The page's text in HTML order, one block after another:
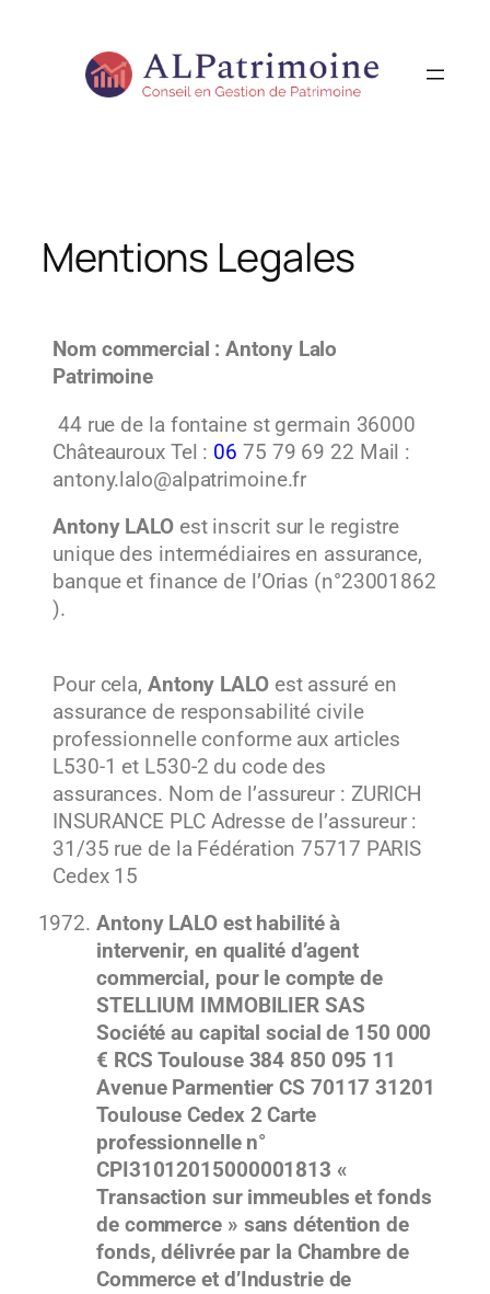
Mentions Legales
Nom commercial : Antony Lalo
Patrimoine
44 rue de la fontaine st germain 36000
Châteauroux Tel : 06 75 79 69 22 Mail :
antony.lalo@alpatrimoine.fr
Antony LALOest inscrit sur le registre
unique des intermédiaires en assurance,
banque et finance de l’Orias (n°23001862
).
Pour cela, Antony LALO est assuré en
assurance de responsabilité civile
professionnelle conforme aux articles
L530-1 et L530-2 du code des
assurances. Nom de l’assureur : ZURICH
INSURANCE PLC Adresse de l’assureur :
31/35 rue de la Fédération 75717 PARIS
Cedex 15
Antony LALO est habilité à
intervenir, en qualité d’agent
commercial, pour le compte de
STELLIUM IMMOBILIER SAS
Société au capital social de 150 000
€ RCS Toulouse 384 850 095 11
Avenue Parmentier CS 70117 31201
Toulouse Cedex 2 Carte
professionnelle n°
CPI31012015000001813 «
Transaction sur immeubles et fonds
de commerce » sans détention de
fonds, délivrée par la Chambre de
Commerce et d’Industrie de